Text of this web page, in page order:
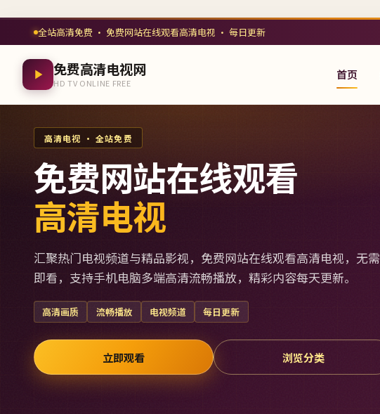
全站高清免费 · 免费网站在线观看高清电视 · 每日更新
免费高清电视网
HD TV ONLINE FREE
首页
高清电视 · 全站免费
免费网站在线观看
高清电视
汇聚热门电视频道与精品影视，免费网站在线观看高清电视，无
即看，支持手机电脑多端高清流畅播放，精彩内容每天更新。
高清画质 流畅播放 电视频道 每日更新
立即观看 浏览分类